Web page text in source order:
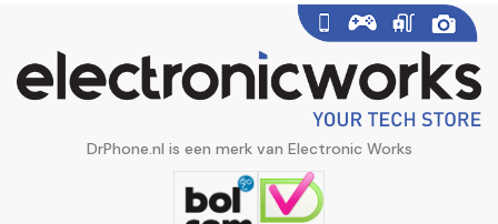
DrPhone.nl is een merk van Electronic Works